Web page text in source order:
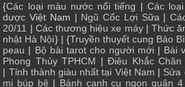
{Các loại màu nước nổi tiếng | Các
dược Việt Nam | Ngũ Cốc Lợi Sữa |
20/11 | Các thương hiệu xe máy|Thức
nhật Hà Nội} | {Truyền thuyết cung Bảo
peau | Bộ bài tarot cho người mới| Bài
Phong Thủy TPHCM |Điêu Khắc
| Tỉnh thành giàu nhất tại Việt Nam | Sửa
mi búp bê | Bánh canh cu ngon quận 4